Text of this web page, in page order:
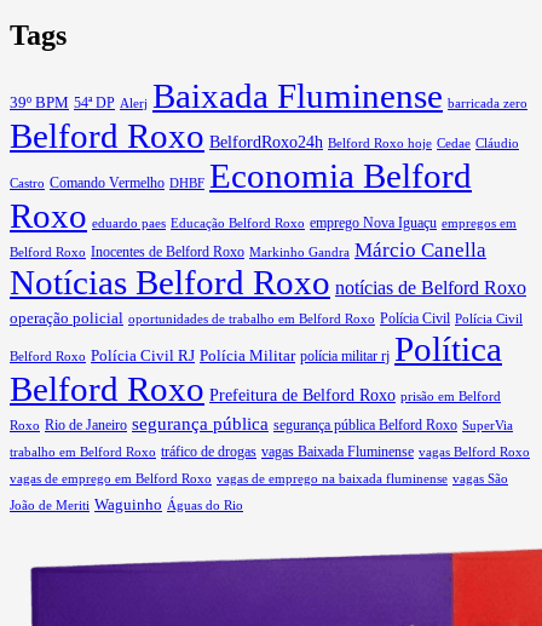
Tags
39º BPM 54ª DP Alerj Baixada Fluminense barricada zero
Belford Roxo BelfordRoxo24h Belford Roxo hoje Cedae Cláudio
Castro Comando Vermelho DHBF Economia Belford
Roxo eduardo paes Educação Belford Roxo emprego Nova Iguaçu empregos em
Belford Roxo Inocentes de Belford Roxo Markinho Gandra Márcio Canella
Notícias Belford Roxo notícias de Belford Roxo
operação policial oportunidades de trabalho em Belford Roxo Polícia Civil Polícia Civil
Belford Roxo Polícia Civil RJ Polícia Militar polícia militar rj Política
Belford Roxo Prefeitura de Belford Roxo prisão em Belford
Roxo Rio de Janeiro segurança pública segurança pública Belford Roxo SuperVia
trabalho em Belford Roxo tráfico de drogas vagas Baixada Fluminense vagas Belford Roxo
vagas de emprego em Belford Roxo vagas de emprego na baixada fluminense vagas São
João de Meriti Waguinho Águas do Rio